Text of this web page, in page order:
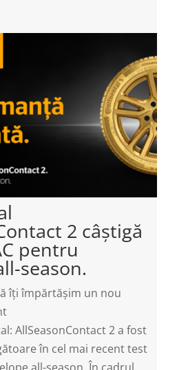
2 câștigă
pentru
season.
îți împărtășim un nou
AllSeasonContact 2 a fost
în cel mai recent test